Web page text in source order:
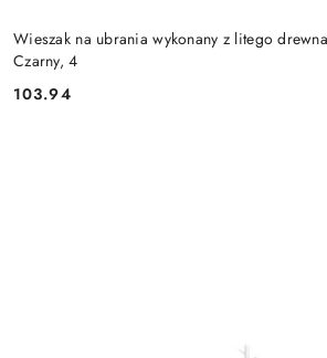
Wieszak na ubrania wykonany z litego
Czarny, 4
Cena:
103.94